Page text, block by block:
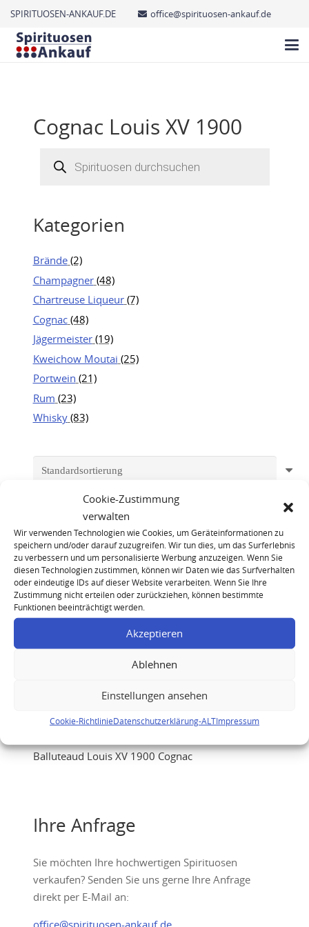
Cookie-Zustimmung
verwalten
Wir verwenden Technologien wie Cookies, um Geräteinformationen zu
speichern und/oder darauf zuzugreifen. Wir tun dies, um das Surferlebnis
zu verbessern und um personalisierte Werbung anzuzeigen. Wenn Sie
diesen Technologien zustimmen, können wir Daten wie das Surfverhalten
oder eindeutige IDs auf dieser Website verarbeiten. Wenn Sie Ihre
Zustimmung nicht erteilen oder zurückziehen, können bestimmte
Funktionen beeinträchtigt werden.
Akzeptieren
Ablehnen
Einstellungen ansehen
Cookie-RichtlinieDatenschutzerklärung-ALTImpressum
SPIRITUOSEN-ANKAUF.DE office@spirituosen-ankauf.de
Cognac Louis XV 1900
search
Kategorien
Brände (2)
Champagner (48)
Chartreuse Liqueur (7)
Cognac (48)
Jägermeister (19)
Kweichow Moutai (25)
Portwein (21)
Rum (23)
Whisky (83)
Balluteaud Louis XV 1900 Cognac
Ihre Anfrage
Sie möchten Ihre hochwertigen Spirituosen
verkaufen? Senden Sie uns gerne Ihre Anfrage
direkt per E-Mail an:
office@spirituosen-ankauf.de